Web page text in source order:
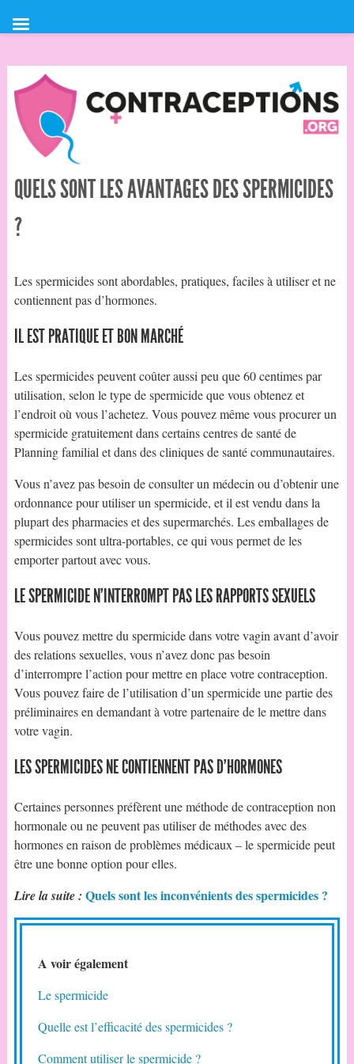
QUELS SONT LES AVANTAGES DES SPERMICIDES
?
Les spermicides sont abordables, pratiques, faciles à utiliser et ne
contiennent pas d’hormones.
IL EST PRATIQUE ET BON MARCHÉ
Les spermicides peuvent coûter aussi peu que 60 centimes par
utilisation, selon le type de spermicide que vous obtenez et
l’endroit où vous l’achetez. Vous pouvez même vous procurer un
spermicide gratuitement dans certains centres de santé de
Planning familial et dans des cliniques de santé communautaires.
Vous n’avez pas besoin de consulter un médecin ou d’obtenir une
ordonnance pour utiliser un spermicide, et il est vendu dans la
plupart des pharmacies et des supermarchés. Les emballages de
spermicides sont ultra-portables, ce qui vous permet de les
emporter partout avec vous.
LE SPERMICIDE N’INTERROMPT PAS LES RAPPORTS SEXUELS
Vous pouvez mettre du spermicide dans votre vagin avant d’avoir
des relations sexuelles, vous n’avez donc pas besoin
d’interrompre l’action pour mettre en place votre contraception.
Vous pouvez faire de l’utilisation d’un spermicide une partie des
préliminaires en demandant à votre partenaire de le mettre dans
votre vagin.
LES SPERMICIDES NE CONTIENNENT PAS D’HORMONES
Certaines personnes préfèrent une méthode de contraception non
hormonale ou ne peuvent pas utiliser de méthodes avec des
hormones en raison de problèmes médicaux – le spermicide peut
être une bonne option pour elles.
Lire la suite : Quels sont les inconvénients des spermicides ?
A voir également
Le spermicide
Quelle est l’efficacité des spermicides ?
Comment utiliser le spermicide ?